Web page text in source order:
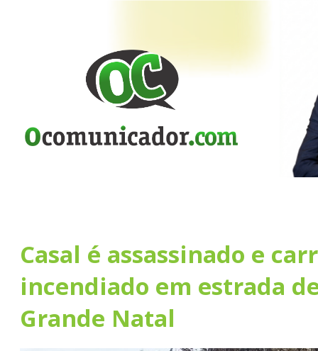
Casal é assassinado e
incendiado em estrada
Grande Natal